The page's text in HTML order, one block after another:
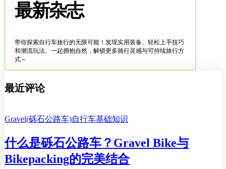
最新杂志
带你探索自行车旅行的无限可能！发现实用装备、轻松上手技巧
和潮流玩法。一起拥抱自然，解锁更多骑行灵感与可持续旅行方
式～
最近评论
Gravel(砾石公路车)自行车基础知识
什么是砾石公路车？Gravel Bike与
Bikepacking的完美结合